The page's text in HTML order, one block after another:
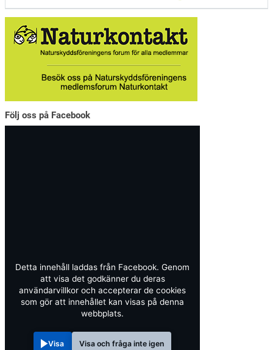
Följ oss på Facebook
Detta innehåll laddas från Facebook. Genom
att visa det godkänner du deras
användarvillkor och accepterar de cookies
som gör att innehållet kan visas på denna
webbplats.
Visa Visa och fråga inte igen